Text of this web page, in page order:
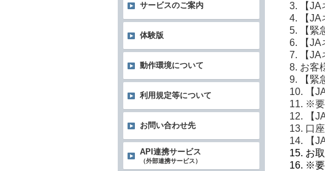
3. 【JA
4. 【JA
5. 【緊
6. 【JA
7. 【JA
8. お客
9. 【緊
10. 【
11. ※
12. 【
13. 口
14. 【
15. お
16. ※要
サービスのご案内
体験版
動作環境について
利用規定等について
お問い合わせ先
API連携サービス
（外部連携サービス）